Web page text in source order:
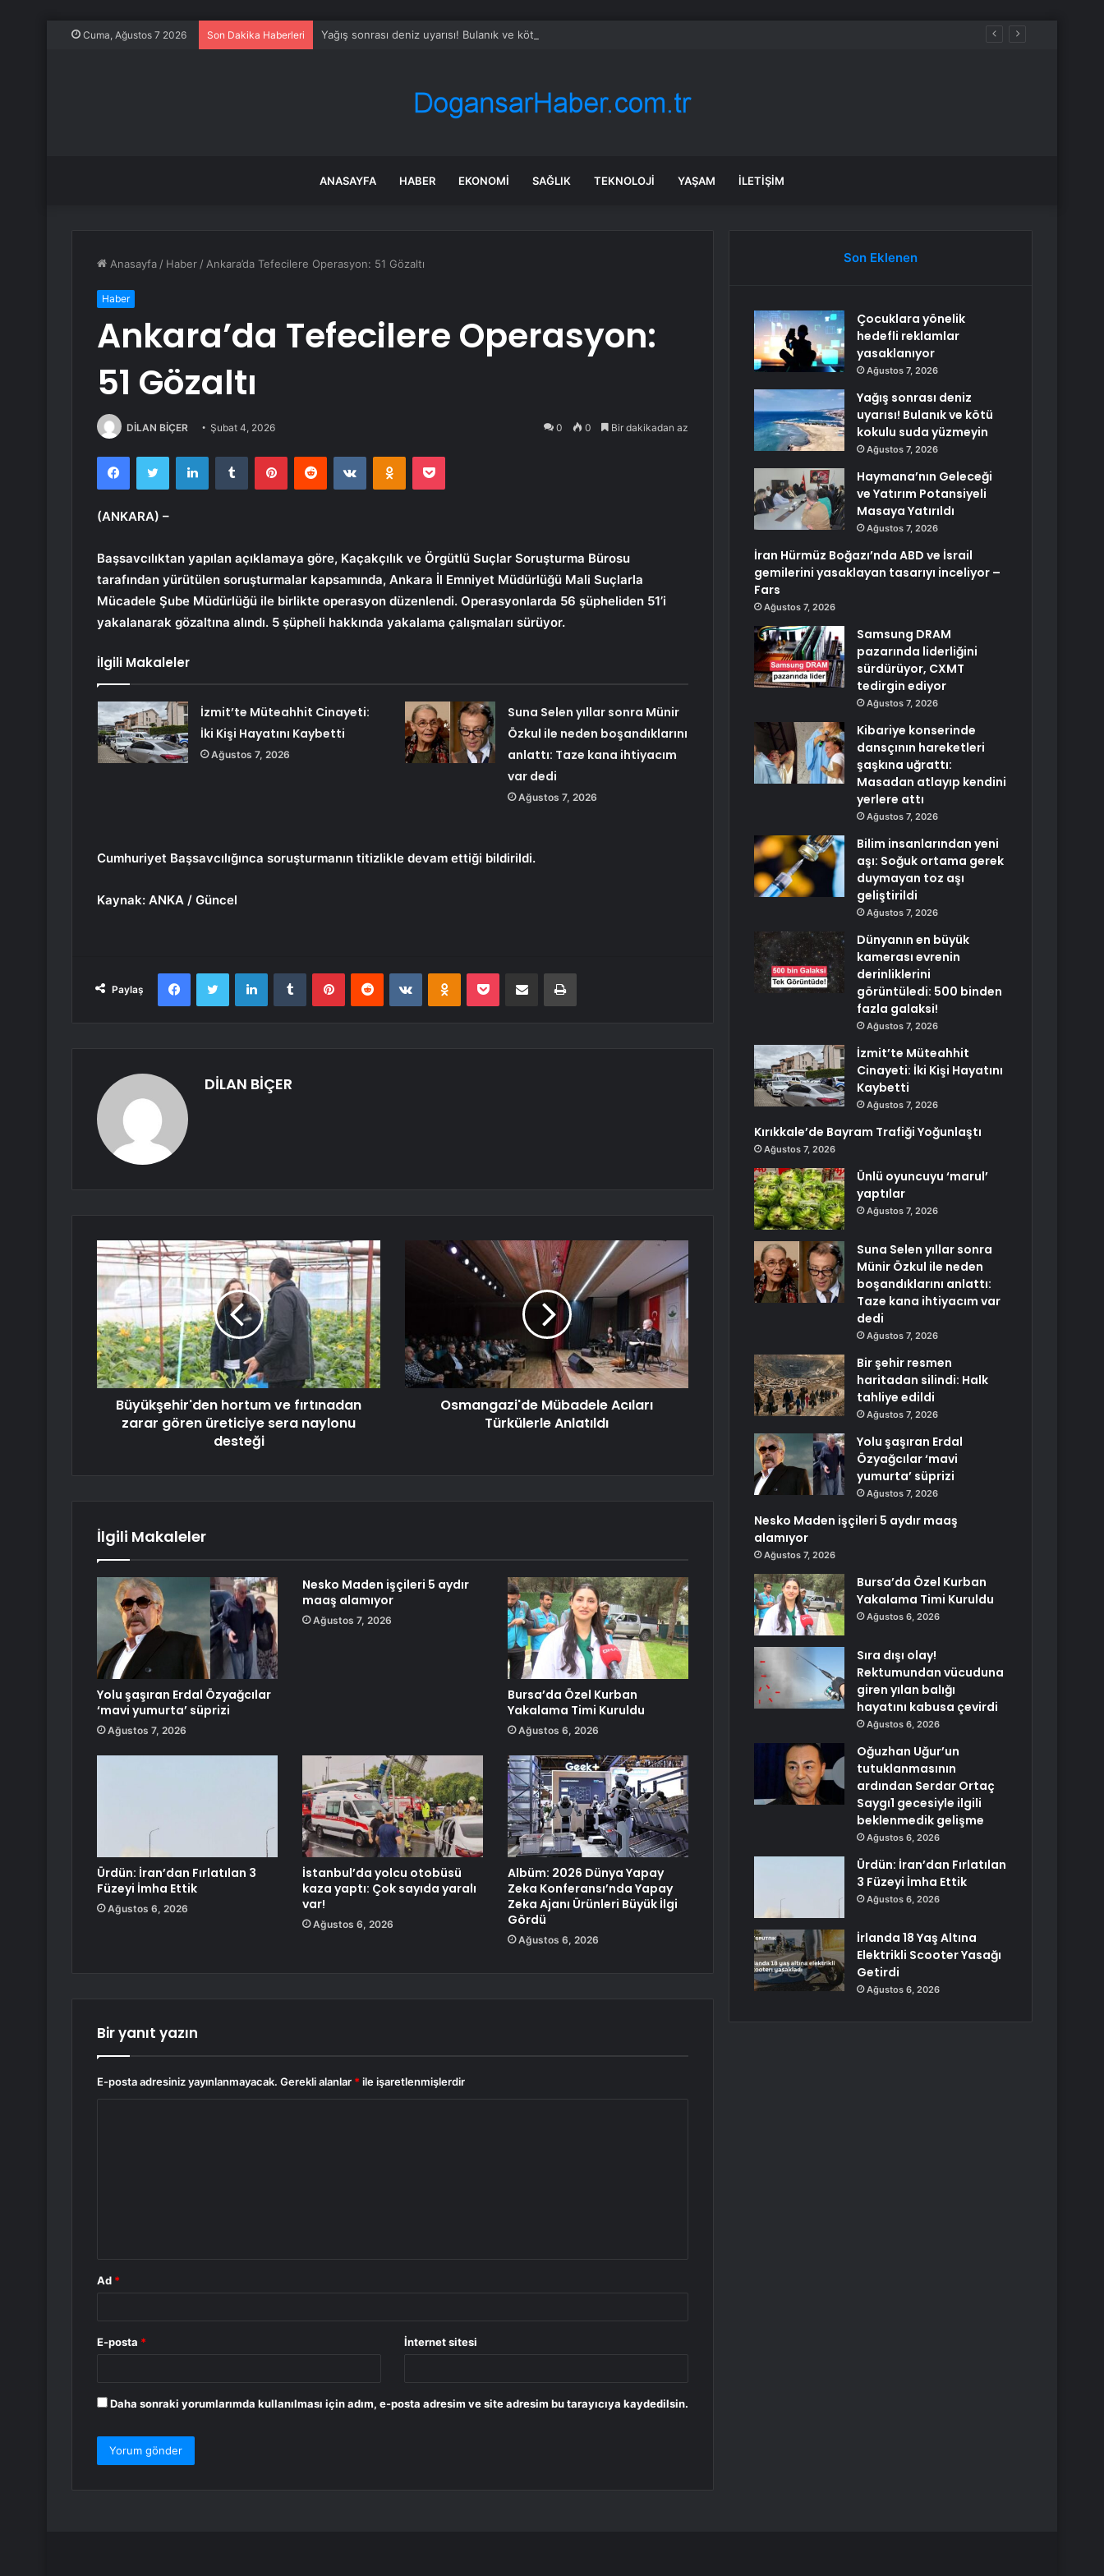
Cuma, Ağustos 7 2026 Son Dakika Haberleri Yağış sonrası deniz uyarısı! Bulanık ve kötü kokulu suda yüzmeyin
ANASAYFA HABER EKONOMI SAĞLIK TEKNOLOJI YAŞAM İLETIŞIM
Anasayfa / Haber / Ankara’da Tefecilere Operasyon: 51 Gözaltı
Haber
Ankara’da Tefecilere Operasyon:
51 Gözaltı
DİLAN BİÇER Şubat 4, 2026 0 0 Bir dakikadan az
FacebookTwitter LinkedInTumblr PinterestReddit VKontakteOdnoklassniki
Pocket
(ANKARA) –
Başsavcılıktan yapılan açıklamaya göre, Kaçakçılık ve Örgütlü Suçlar Soruşturma Bürosu
tarafından yürütülen soruşturmalar kapsamında, Ankara İl Emniyet Müdürlüğü Mali Suçlarla
Mücadele Şube Müdürlüğü ile birlikte operasyon düzenlendi. Operasyonlarda 56 şüpheliden 51’i
yakalanarak gözaltına alındı. 5 şüpheli hakkında yakalama çalışmaları sürüyor.
İlgili Makaleler
İzmit’te Müteahhit Cinayeti:
İki Kişi Hayatını Kaybetti
Ağustos 7, 2026
Suna Selen yıllar sonra Münir
Özkul ile neden boşandıklarını
anlattı: Taze kana ihtiyacım
var dedi
Ağustos 7, 2026
Cumhuriyet Başsavcılığınca soruşturmanın titizlikle devam ettiği bildirildi.
Kaynak: ANKA / Güncel
Paylaş
FacebookTwitterLinkedInTumblrPinterestReddit VKontakteOdnoklassniki
Pocket E-Posta ile paylaş Yazdır
DİLAN BİÇER
Büyükşehir'den hortum ve fırtınadan
zarar gören üreticiye sera naylonu
desteği
Osmangazi'de Mübadele Acıları
Türkülerle Anlatıldı
İlgili Makaleler
Yolu şaşıran Erdal Özyağcılar
‘mavi yumurta’ süprizi
Ağustos 7, 2026
Nesko Maden işçileri 5 aydır
maaş alamıyor
Ağustos 7, 2026
Bursa’da Özel Kurban
Yakalama Timi Kuruldu
Ağustos 6, 2026
Ürdün: İran’dan Fırlatılan 3
Füzeyi İmha Ettik
Ağustos 6, 2026
İstanbul’da yolcu otobüsü
kaza yaptı: Çok sayıda yaralı
var!
Ağustos 6, 2026
Albüm: 2026 Dünya Yapay
Zeka Konferansı’nda Yapay
Zeka Ajanı Ürünleri Büyük İlgi
Gördü
Ağustos 6, 2026
Bir yanıt yazın
E-posta adresiniz yayınlanmayacak. Gerekli alanlar * ile işaretlenmişlerdir
Ad *
E-posta * İnternet sitesi
Daha sonraki yorumlarımda kullanılması için adım, e-posta adresim ve site adresim bu tarayıcıya kaydedilsin.
Son Eklenen
Çocuklara yönelik
hedefli reklamlar
yasaklanıyor
Ağustos 7, 2026
Yağış sonrası deniz
uyarısı! Bulanık ve kötü
kokulu suda yüzmeyin
Ağustos 7, 2026
Haymana’nın Geleceği
ve Yatırım Potansiyeli
Masaya Yatırıldı
Ağustos 7, 2026
İran Hürmüz Boğazı’nda ABD ve İsrail
gemilerini yasaklayan tasarıyı inceliyor –
Fars
Ağustos 7, 2026
Samsung DRAM
pazarında liderliğini
sürdürüyor, CXMT
tedirgin ediyor
Ağustos 7, 2026
Kibariye konserinde
dansçının hareketleri
şaşkına uğrattı:
Masadan atlayıp kendini
yerlere attı
Ağustos 7, 2026
Bilim insanlarından yeni
aşı: Soğuk ortama gerek
duymayan toz aşı
geliştirildi
Ağustos 7, 2026
Dünyanın en büyük
kamerası evrenin
derinliklerini
görüntüledi: 500 binden
fazla galaksi!
Ağustos 7, 2026
İzmit’te Müteahhit
Cinayeti: İki Kişi Hayatını
Kaybetti
Ağustos 7, 2026
Kırıkkale’de Bayram Trafiği Yoğunlaştı
Ağustos 7, 2026
Ünlü oyuncuyu ‘marul’
yaptılar
Ağustos 7, 2026
Suna Selen yıllar sonra
Münir Özkul ile neden
boşandıklarını anlattı:
Taze kana ihtiyacım var
dedi
Ağustos 7, 2026
Bir şehir resmen
haritadan silindi: Halk
tahliye edildi
Ağustos 7, 2026
Yolu şaşıran Erdal
Özyağcılar ‘mavi
yumurta’ süprizi
Ağustos 7, 2026
Nesko Maden işçileri 5 aydır maaş
alamıyor
Ağustos 7, 2026
Bursa’da Özel Kurban
Yakalama Timi Kuruldu
Ağustos 6, 2026
Sıra dışı olay!
Rektumundan vücuduna
giren yılan balığı
hayatını kabusa çevirdi
Ağustos 6, 2026
Oğuzhan Uğur’un
tutuklanmasının
ardından Serdar Ortaç
Saygı1 gecesiyle ilgili
beklenmedik gelişme
Ağustos 6, 2026
Ürdün: İran’dan Fırlatılan
3 Füzeyi İmha Ettik
Ağustos 6, 2026
İrlanda 18 Yaş Altına
Elektrikli Scooter Yasağı
Getirdi
Ağustos 6, 2026